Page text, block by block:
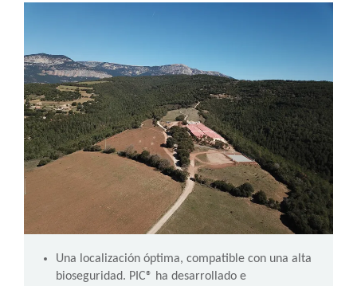
Una localización óptima, compatible con una alta
bioseguridad. PIC® ha desarrollado e